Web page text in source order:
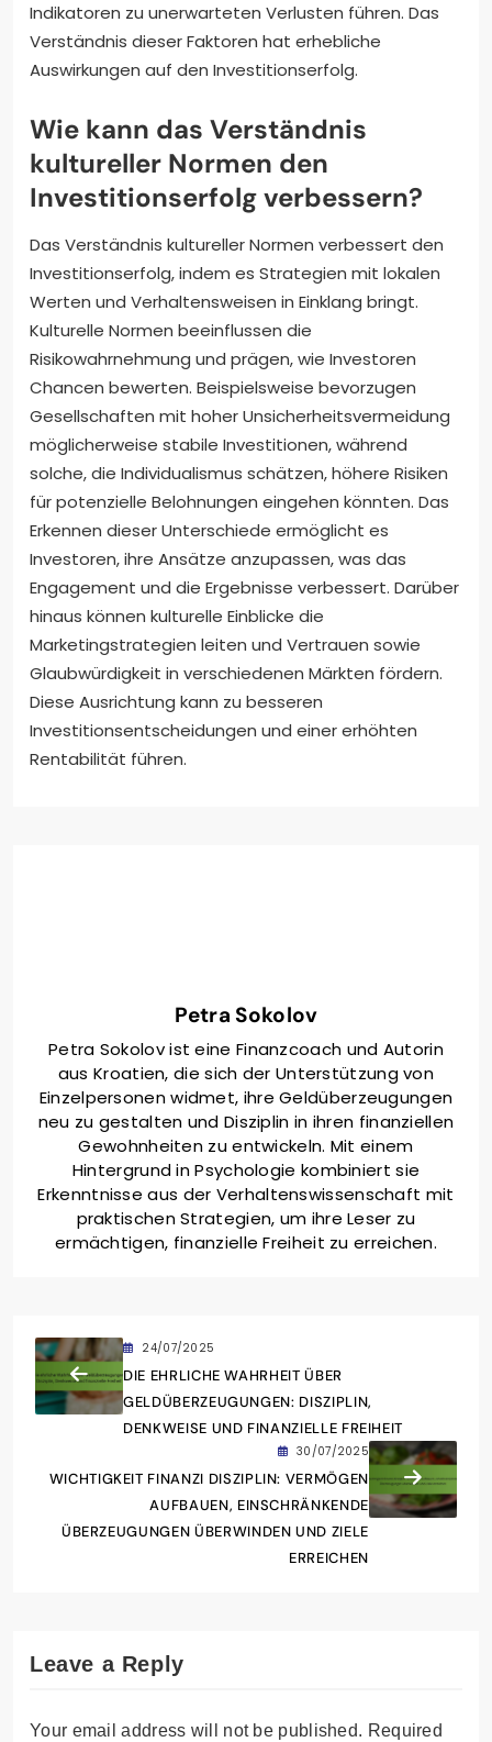
Indikatoren zu unerwarteten Verlusten führen. Das
Verständnis dieser Faktoren hat erhebliche
Auswirkungen auf den Investitionserfolg.
Wie kann das Verständnis
kultureller Normen den
Investitionserfolg verbessern?
Das Verständnis kultureller Normen verbessert den
Investitionserfolg, indem es Strategien mit lokalen
Werten und Verhaltensweisen in Einklang bringt.
Kulturelle Normen beeinflussen die
Risikowahrnehmung und prägen, wie Investoren
Chancen bewerten. Beispielsweise bevorzugen
Gesellschaften mit hoher Unsicherheitsvermeidung
möglicherweise stabile Investitionen, während
solche, die Individualismus schätzen, höhere Risiken
für potenzielle Belohnungen eingehen könnten. Das
Erkennen dieser Unterschiede ermöglicht es
Investoren, ihre Ansätze anzupassen, was das
Engagement und die Ergebnisse verbessert. Darüber
hinaus können kulturelle Einblicke die
Marketingstrategien leiten und Vertrauen sowie
Glaubwürdigkeit in verschiedenen Märkten fördern.
Diese Ausrichtung kann zu besseren
Investitionsentscheidungen und einer erhöhten
Rentabilität führen.
Petra Sokolov
Petra Sokolov ist eine Finanzcoach und Autorin
aus Kroatien, die sich der Unterstützung von
Einzelpersonen widmet, ihre Geldüberzeugungen
neu zu gestalten und Disziplin in ihren finanziellen
Gewohnheiten zu entwickeln. Mit einem
Hintergrund in Psychologie kombiniert sie
Erkenntnisse aus der Verhaltenswissenschaft mit
praktischen Strategien, um ihre Leser zu
ermächtigen, finanzielle Freiheit zu erreichen.
24/07/2025
DIE EHRLICHE WAHRHEIT ÜBER
GELDÜBERZEUGUNGEN: DISZIPLIN,
DENKWEISE UND FINANZIELLE FREIHEIT
30/07/2025
WICHTIGKEIT FINANZI DISZIPLIN: VERMÖGEN
AUFBAUEN, EINSCHRÄNKENDE
ÜBERZEUGUNGEN ÜBERWINDEN UND ZIELE
ERREICHEN
Leave a Reply
Your email address will not be published. Required